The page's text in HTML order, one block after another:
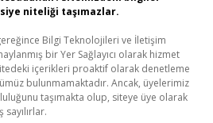
niteliği taşımazlar.
Bilgi Teknolojileri ve İletişim
bir Yer Sağlayıcı olarak hizmet
içerikleri proaktif olarak denetleme
bulunmamaktadır. Ancak, üyelerimiz
taşımakta olup, siteye üye olarak